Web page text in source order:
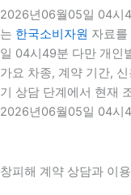
2026년06월05일 04시
는 한국소비자원 자료
일 04시49분 다만 개인
가요 차종, 계약 기간,
기 상담 단계에서 현재
2026년06월05일 04시
창피해 계약 상담과 이